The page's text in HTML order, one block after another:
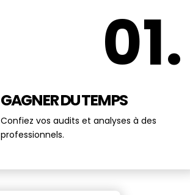
01.
GAGNER DU TEMPS
Confiez vos audits et analyses à des
professionnels.